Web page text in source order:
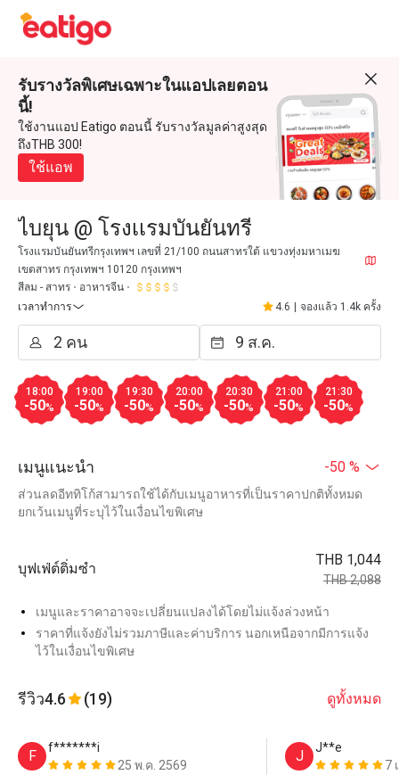
รับรางวัลพิเศษเฉพาะในแอปเลยตอน
นี้!
ใช้งานแอป Eatigo ตอนนี้ รับรางวัลมูลค่าสูงสุด
ถึงTHB 300!
ใช้แอพ
ไบยุน @ โรงเเรมบันยันทรี
โรงแรมบันยันทรีกรุงเทพฯ เลขที่ 21/100 ถนนสาทรใต้ แขวงทุ่งมหาเมฆ
เขตสาทร กรุงเทพฯ 10120 กรุงเทพฯ
สีลม - สาทร
อาหารจีน
เวลาทำการ
4.6 จองแล้ว 1.4k ครั้ง
18:00
-50%
19:00
-50%
19:30
-50%
20:00
-50%
20:30
-50%
21:00
-50%
21:30
-50%
เมนูแนะนำ -50 %
ส่วนลดอีททิโก้สามารถใช้ได้กับเมนูอาหารที่เป็นราคาปกติทั้งหมด
ยกเว้นเมนูที่ระบุไว้ในเงื่อนไขพิเศษ
บุฟเฟ่ต์ติ่มซำ
THB 1,044
THB 2,088
เมนูและราคาอาจจะเปลี่ยนแปลงได้โดยไม่แจ้งล่วงหน้า
ราคาที่แจ้งยังไม่รวมภาษีและค่าบริการ นอกเหนือจากมีการแจ้ง
ไว้ในเงื่อนไขพิเศษ
รีวิว4.6 (19) ดูทั้งหมด
F
f*******i
25 พ.ค. 2569
J
J**e
7